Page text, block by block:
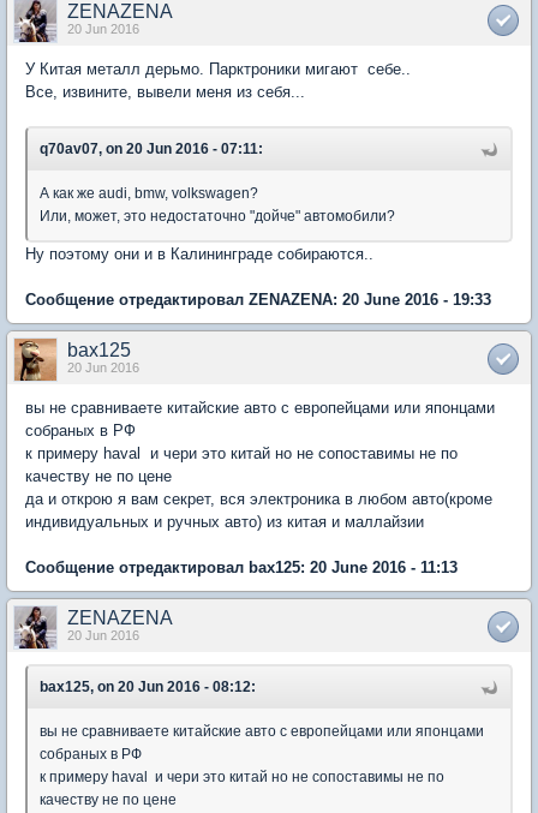
ZENAZENA
20 Jun 2016
У Китая металл дерьмо. Парктроники мигают себе..
Все, извините, вывели меня из себя...
q70av07, on 20 Jun 2016 - 07:11:
А как же audi, bmw, volkswagen?
Или, может, это недостаточно "дойче" автомобили?
Ну поэтому они и в Калининграде собираются..
Сообщение отредактировал ZENAZENA: 20 June 2016 - 19:33
bax125
20 Jun 2016
вы не сравниваете китайские авто с европейцами или японцами
собраных в РФ
к примеру haval и чери это китай но не сопоставимы не по
качеству не по цене
да и открою я вам секрет, вся электроника в любом авто(кроме
индивидуальных и ручных авто) из китая и маллайзии
Сообщение отредактировал bax125: 20 June 2016 - 11:13
ZENAZENA
20 Jun 2016
bax125, on 20 Jun 2016 - 08:12:
вы не сравниваете китайские авто с европейцами или японцами
собраных в РФ
к примеру haval и чери это китай но не сопоставимы не по
качеству не по цене